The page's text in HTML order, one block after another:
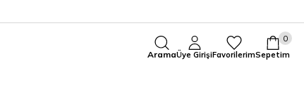
AramaÜye GirişiFavorilerimSepetim
0